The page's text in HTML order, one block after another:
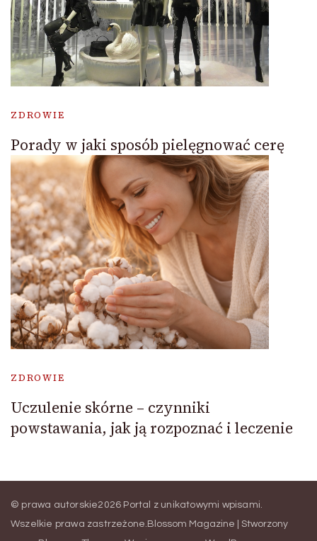
ZDROWIE
Porady w jaki sposób pielęgnować cerę
ZDROWIE
Uczulenie skórne – czynniki
powstawania, jak ją rozpoznać i leczenie
© prawa autorskie2026 Portal z unikatowymi wpisami.
Wszelkie prawa zastrzeżone. Blossom Magazine | Stworzony